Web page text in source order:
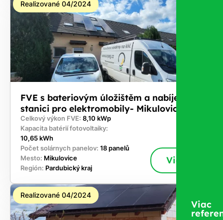
Realizované 04/2024
FVE s bateriovým úložištěm a nabíjecí
stanici pro elektromobily- Mikulovice
Celkový výkon FVE: 8,10 kWp
Kapacita batérií fotovoltaiky:
10,65 kWh
Počet solárnych panelov: 18 panelů
Mesto: Mikulovice
Región: Pardubický kraj
Viac
Realizované 04/2024
Viac